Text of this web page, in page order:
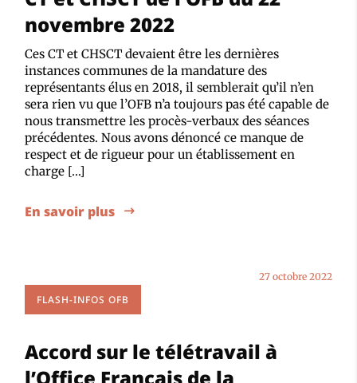
novembre 2022
Ces CT et CHSCT devaient être les dernières
instances communes de la mandature des
représentants élus en 2018, il semblerait qu’il n’en
sera rien vu que l’OFB n’a toujours pas été capable de
nous transmettre les procès-verbaux des séances
précédentes. Nous avons dénoncé ce manque de
respect et de rigueur pour un établissement en
charge […]
En savoir plus
FLASH-INFOS OFB
27 octobre 2022
Accord sur le télétravail à